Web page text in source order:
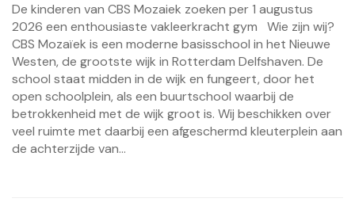
De kinderen van CBS Mozaiek zoeken per 1 augustus
2026 een enthousiaste vakleerkracht gym Wie zijn wij?
CBS Mozaïek is een moderne basisschool in het Nieuwe
Westen, de grootste wijk in Rotterdam Delfshaven. De
school staat midden in de wijk en fungeert, door het
open schoolplein, als een buurtschool waarbij de
betrokkenheid met de wijk groot is. Wij beschikken over
veel ruimte met daarbij een afgeschermd kleuterplein aan
de achterzijde van...